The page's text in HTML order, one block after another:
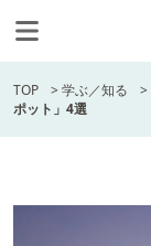
TOP >学ぶ／知る >
ポット」4選